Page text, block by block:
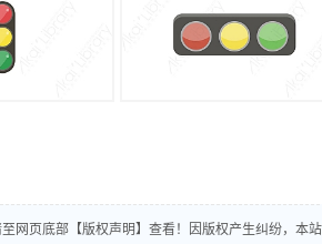
网页底部【版权声明】查看！因版权产生纠纷，本站